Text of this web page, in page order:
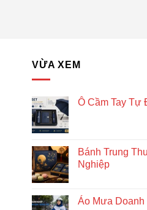
VỪA XEM
Ô Cầm Tay Tự
Bánh Trung
Nghiệp
Áo Mưa Doanh